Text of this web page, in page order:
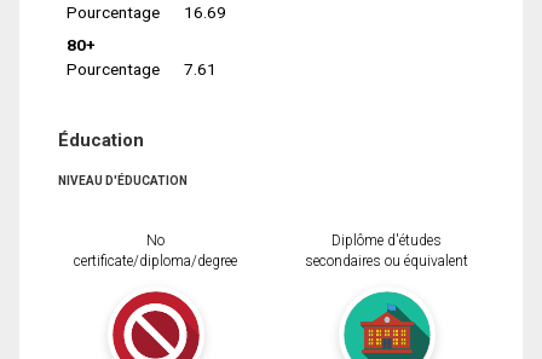
Pourcentage
16.69
80+
Pourcentage
7.61
Éducation
NIVEAU D'ÉDUCATION
No
certificate/diploma/degree
Diplôme d'études
secondaires ou équivalent